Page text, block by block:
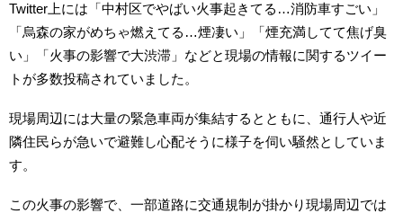
Twitter上には「中村区でやばい火事起きてる…消防車すごい」
「烏森の家がめちゃ燃えてる…煙凄い」「煙充満してて焦げ臭
い」「火事の影響で大渋滞」などと現場の情報に関するツイー
トが多数投稿されていました。
現場周辺には大量の緊急車両が集結するとともに、通行人や近
隣住民らが急いで避難し心配そうに様子を伺い騒然としていま
す。
この火事の影響で、一部道路に交通規制が掛かり現場周辺では